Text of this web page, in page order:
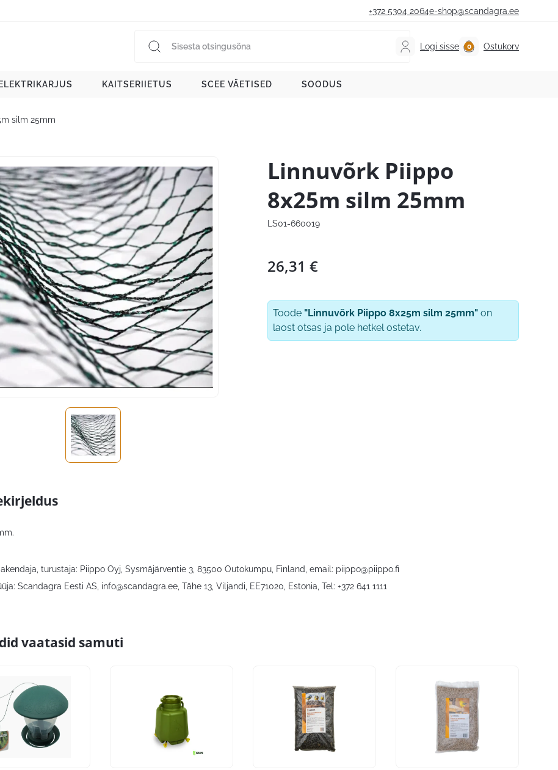
+372 5304 2064e-shop@scandagra.ee
Logi sisse Ostukorv
ELEKTRIKARJUS KAITSERIIETUS SCEE VÄETISED SOODUS
silm 25mm
Linnuvõrk Piippo
8x25m silm 25mm
LS01-660019
26,31 €
Toode "Linnuvõrk Piippo 8x25m silm 25mm" on
laost otsas ja pole hetkel ostetav.
turustaja: Piippo Oyj, Sysmäjärventie 3, 83500 Outokumpu, Finland, email: piippo@piippo.fi
Scandagra Eesti AS, info@scandagra.ee , Tähe 13, Viljandi, EE71020, Estonia, Tel: +372 641 1111
vaatasid samuti